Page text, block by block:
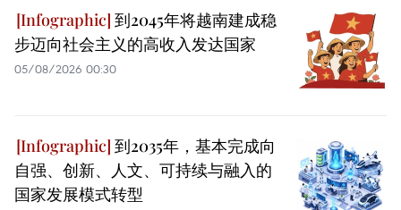
到2045年将越南建成稳
步迈向社会主义的高收入发达国家
05/08/2026 00:30
到2035年，基本完成向
自强、创新、人文、可持续与融入的
国家发展模式转型